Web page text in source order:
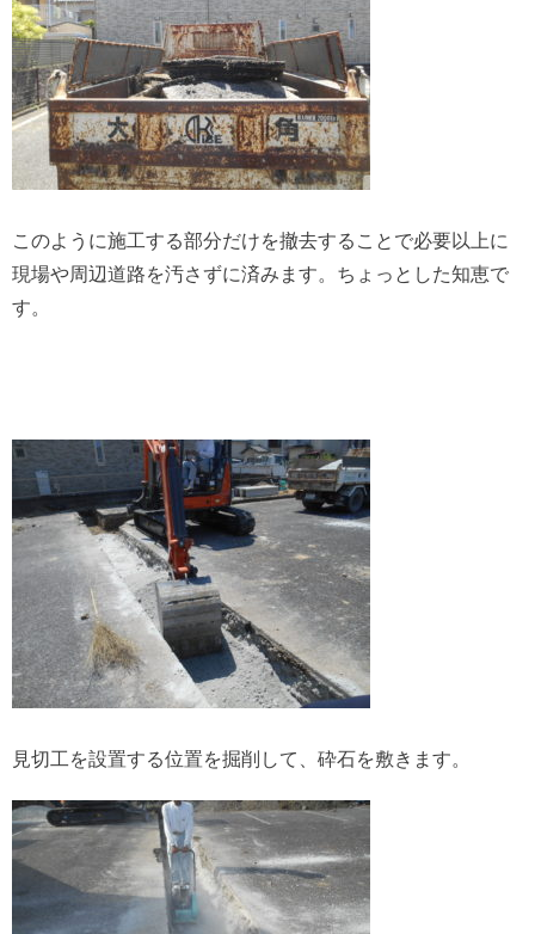
このように施工する部分だけを撤去することで必要以上に
現場や周辺道路を汚さずに済みます。ちょっとした知恵で
す。
見切工を設置する位置を掘削して、砕石を敷きます。